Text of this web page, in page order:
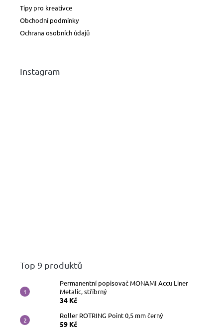
Tipy pro kreativce
Obchodní podmínky
Ochrana osobních údajů
Instagram
Top 9 produktů
Permanentní popisovač MONAMI Accu Liner
Metalic, stříbrný
34 Kč
Roller ROTRING Point 0,5 mm černý
59 Kč